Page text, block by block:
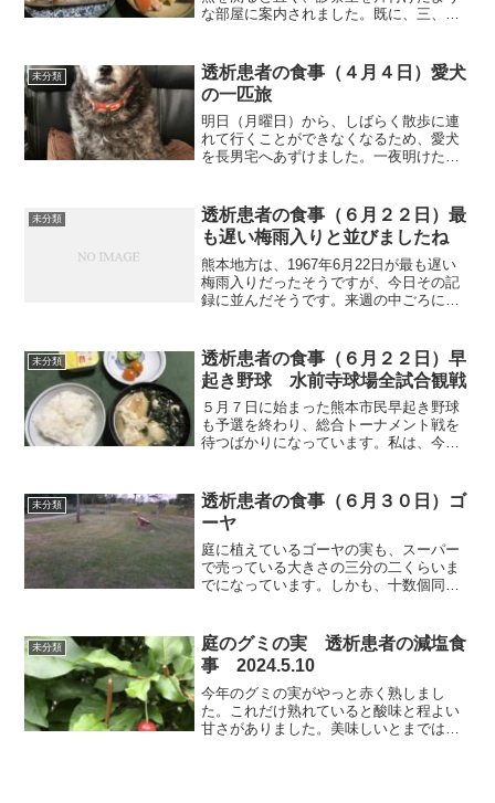
な部屋に案内されました。既に、三、四
いと言われ、いきなり接種の注射でし
た。打った後、解熱剤を一...
未分類
透析患者の食事（４月４日）愛犬
の一匹旅
明日（月曜日）から、しばらく散歩に連
れて行くことができなくなるため、愛犬
を長男宅へあずけました。一夜明けた長
長男宅であっても不安でたまらないでし
ょうね。長男宅では、長男...
未分類
透析患者の食事（６月２２日）最
も遅い梅雨入りと並びましたね
熊本地方は、1967年6月22日が最も遅い
梅雨入りだったそうですが、今日その記
録に並んだそうです。来週の中ごろに
すね。遅く梅雨に入り、今まで降らなか
った分を一度に降って...
未分類
透析患者の食事（６月２２日）早
起き野球 水前寺球場全試合観戦
５月７日に始まった熊本市民早起き野球
も予選を終わり、総合トーナメント戦を
待つばかりになっています。私は、今年
５時に起きるのは抵抗ありませんが、脊
椎管狭窄症の影響で、内...
未分類
透析患者の食事（６月３０日）ゴ
ーヤ
庭に植えているゴーヤの実も、スーパー
で売っている大きさの三分の二くらいま
でになっています。しかも、十数個同じ
（ロースかつとじです）昨夜の残り半分
です。今回は甘さも適当で...
未分類
庭のグミの実 透析患者の減塩食
事 2024.5.10
今年のグミの実がやっと赤く熟しまし
た。これだけ熟れていると酸味と程よい
甘さがありました。美味しいとまでは言